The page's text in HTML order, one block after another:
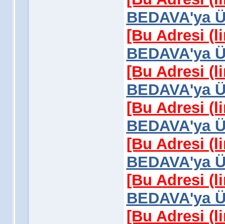
BEDAVA'ya
[Bu Adresi
BEDAVA'ya
[Bu Adresi
BEDAVA'ya
[Bu Adresi
BEDAVA'ya
[Bu Adresi
BEDAVA'ya
[Bu Adresi
BEDAVA'ya
[Bu Adresi